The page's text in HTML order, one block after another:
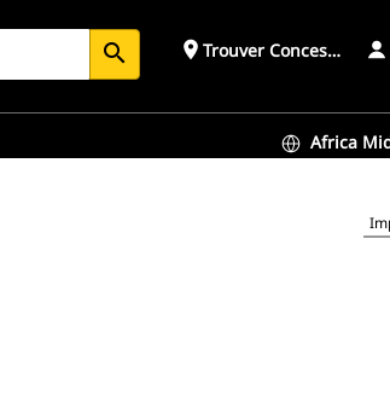
search place Trouver
Africa